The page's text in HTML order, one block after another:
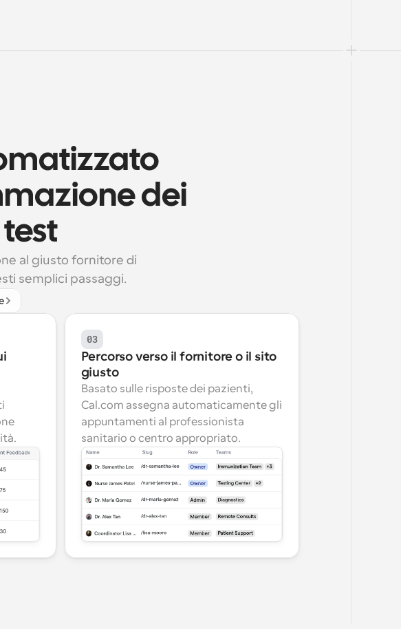
dei
al giusto fornitore di
semplici passaggi.
03
Percorso verso il fornitore o il sito
giusto
Basato sulle risposte dei pazienti,
Cal.com assegna automaticamente gli
appuntamenti al professionista
sanitario o centro appropriato.